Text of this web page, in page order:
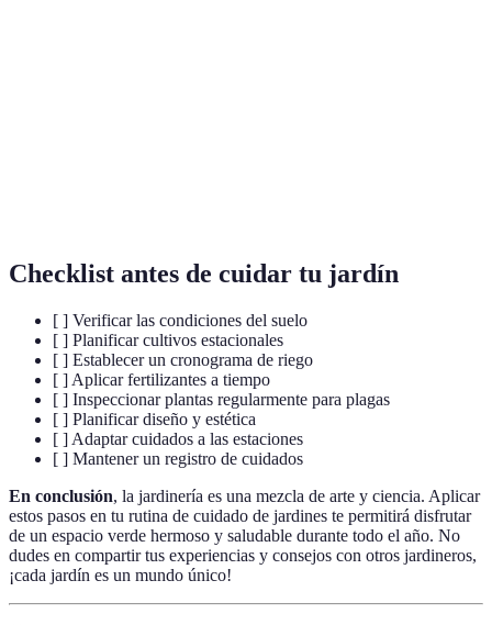
Checklist antes de cuidar tu jardín
[ ] Verificar las condiciones del suelo
[ ] Planificar cultivos estacionales
[ ] Establecer un cronograma de riego
[ ] Aplicar fertilizantes a tiempo
[ ] Inspeccionar plantas regularmente para plagas
[ ] Planificar diseño y estética
[ ] Adaptar cuidados a las estaciones
[ ] Mantener un registro de cuidados
En conclusión, la jardinería es una mezcla de arte y ciencia. Aplicar
estos pasos en tu rutina de cuidado de jardines te permitirá disfrutar
de un espacio verde hermoso y saludable durante todo el año. No
dudes en compartir tus experiencias y consejos con otros jardineros,
¡cada jardín es un mundo único!